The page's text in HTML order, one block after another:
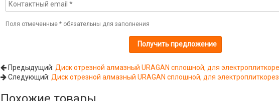
Поля отмеченные *обязательны для заполнения
Предыдущий: Диск отрезной алмазный URAGAN сплошной, для
Следующий: Диск отрезной алмазный URAGAN сплошной, для